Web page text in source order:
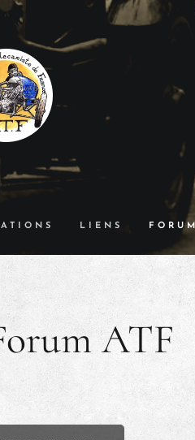
LIENS FORUM
ATF